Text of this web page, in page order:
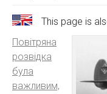
This page is
Повітряна
розвідка
була
важливим,